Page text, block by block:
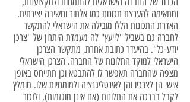
ומתאימה להערצת תכונות כמו אלתור וחשיבה יצירתית.
האדרת התכונות הללו מובילה את הישראלי להתקשר
לחברה גם בשביל "לייעץ" לה מעמדת היתרון של "צרכן
יודע-כל". בהיעדר כתובת אחרת, מתקשר הצרכן
הישראלי למוקד התלונות של החברה. הצרכן הישראלי
מצפה שהחברה תאפשר לו להתבטא וכן תתייחס באופן
אישי הן לצרכיו והן לאינטליגנציה ולמומחיות שלו. מומלץ
לקבל בברכה את התלונות (אם אינן מוגזמות), ולזכור